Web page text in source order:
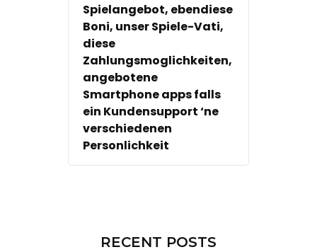
Spielangebot, ebendiese
Boni, unser Spiele-Vati,
diese
Zahlungsmoglichkeiten,
angebotene
Smartphone apps falls
ein Kundensupport ‘ne
verschiedenen
Personlichkeit
RECENT POSTS